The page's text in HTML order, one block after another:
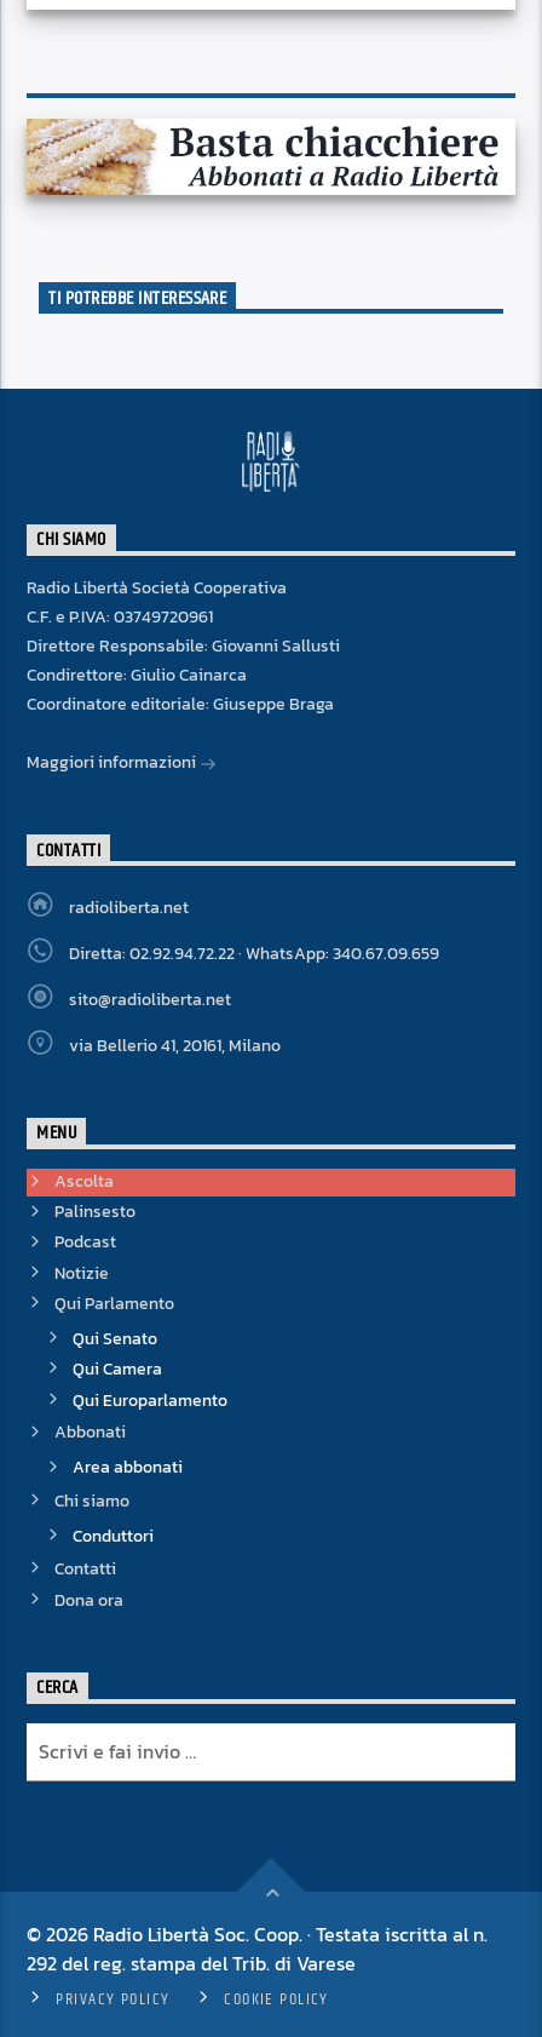
TI POTREBBE INTERESSARE
CHI SIAMO
Radio Libertà Società Cooperativa
C.F. e P.IVA: 03749720961
Direttore Responsabile: Giovanni Sallusti
Condirettore: Giulio Cainarca
Coordinatore editoriale: Giuseppe Braga
Maggiori informazioni
CONTATTI
radioliberta.net
Diretta: 02.92.94.72.22 · WhatsApp: 340.67.09.659
sito@radioliberta.net
via Bellerio 41, 20161, Milano
MENU
Ascolta
Palinsesto
Podcast
Notizie
Qui Parlamento
Qui Senato
Qui Camera
Qui Europarlamento
Abbonati
Area abbonati
Chi siamo
Conduttori
Contatti
Dona ora
CERCA
© 2026 Radio Libertà Soc. Coop. · Testata iscritta al n.
292 del reg. stampa del Trib. di Varese
PRIVACY POLICY COOKIE POLICY